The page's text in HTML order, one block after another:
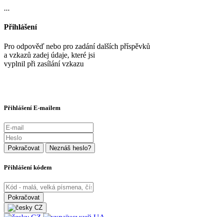
...
Přihlášení
Pro odpověď nebo pro zadání dalších příspěvků
a vzkazů zadej údaje, které jsi
vyplnil při zasílání vzkazu
Přihlášení E-mailem
Přihlášení kódem
CZ